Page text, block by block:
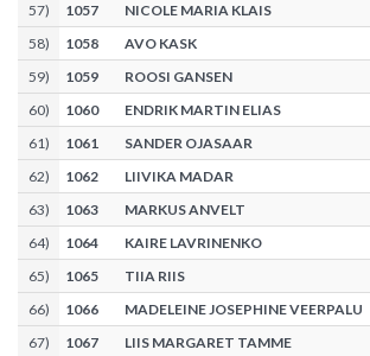
57) 1057
NICOLE MARIA KLAIS
58) 1058
AVO KASK
59) 1059
ROOSI GANSEN
60) 1060
ENDRIK MARTIN ELIAS
61) 1061
SANDER OJASAAR
62) 1062
LIIVIKA MADAR
63) 1063
MARKUS ANVELT
64) 1064
KAIRE LAVRINENKO
65) 1065
TIIA RIIS
66) 1066
MADELEINE JOSEPHINE VEERPALU
67) 1067
LIIS MARGARET TAMME